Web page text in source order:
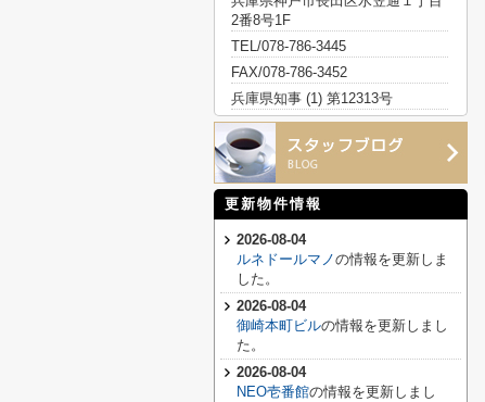
2番8号1F
TEL/078-786-3445
FAX/078-786-3452
兵庫県知事 (1) 第12313号
更新物件情報
2026-08-04
ルネドールマノの情報を更新しま
した。
2026-08-04
御崎本町ビルの情報を更新しまし
た。
2026-08-04
NEO壱番館の情報を更新しまし